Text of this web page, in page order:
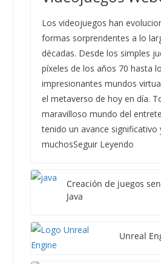
Los videojuegos han
formas sorprendentes a lo
décadas. Desde los simples
píxeles de los años 70 hasta
impresionantes mundos
el metaverso de hoy en día.
maravilloso mundo del
tenido un avance significativo
muchosSeguir Leyendo
Creación de juegos
Java
Unreal